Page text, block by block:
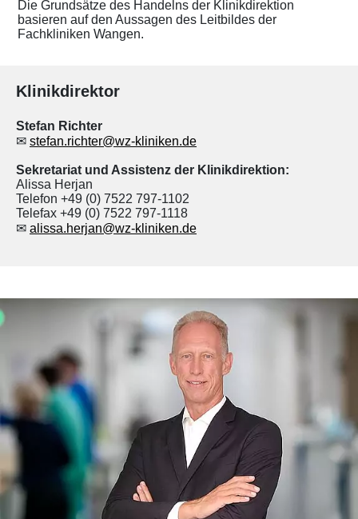
Die Grundsätze des Handelns der Klinikdirektion
basieren auf den Aussagen des Leitbildes der
Fachkliniken Wangen.
Klinikdirektor
Stefan Richter
✉ stefan.richter@wz-kliniken.de
Sekretariat und Assistenz der Klinikdirektion:
Alissa Herjan
Telefon +49 (0) 7522 797-1102
Telefax +49 (0) 7522 797-1118
✉ alissa.herjan@wz-kliniken.de